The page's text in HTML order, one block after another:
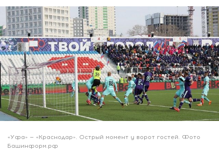
«Уфа» — «Краснодар». Острый момент у ворот гостей. Фото
Башинформ.рф